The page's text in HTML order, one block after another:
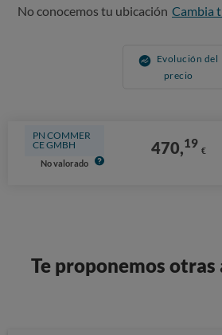
No conocemos tu ubicación Cambia
Evolución del
precio
PN COMMER
CE GMBH
No valorado
470,19 €
Te proponemos